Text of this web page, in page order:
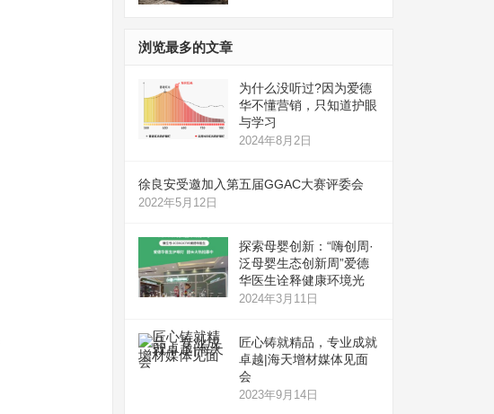
浏览最多的文章
为什么没听过?因为爱德
华不懂营销，只知道护眼
与学习
2024年8月2日
徐良安受邀加入第五届GGAC大赛评委会
2022年5月12日
探索母婴创新：“嗨创周·
泛母婴生态创新周”爱德
华医生诠释健康环境光
2024年3月11日
匠心铸就精品，专业成就
卓越|海天增材媒体见面
会
2023年9月14日